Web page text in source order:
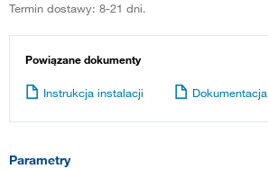
Termin dostawy: 8-21 dni.
Powiązane dokumenty
Instrukcja instalacji Dokumentacja
Parametry